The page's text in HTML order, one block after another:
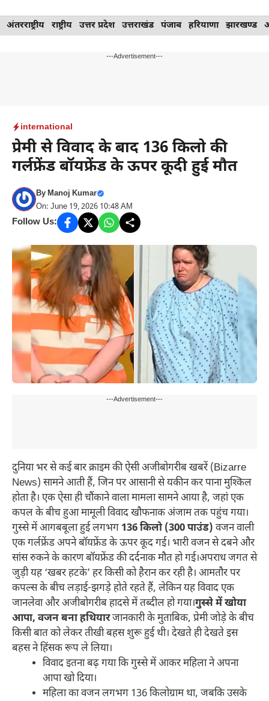
Skip
to
अंतरराष्ट्रीय राष्ट्रीय उत्तर प्रदेश उत्तराखंड पंजाब हरियाणा झारखण्ड
---Advertisement---
international
प्रेमी से विवाद के बाद 136 किलो की
गर्लफ्रेंड बॉयफ्रेंड के ऊपर कूदी हुई मौत
ByManoj Kumar
On: June 19, 2026 10:48 AM
Follow Us:
---Advertisement---
दुनिया भर से कई बार क्राइम की ऐसी अजीबोगरीब खबरें (Bizarre
News) सामने आती हैं, जिन पर आसानी से यकीन कर पाना मुश्किल
होता है। एक ऐसा ही चौंकाने वाला मामला सामने आया है, जहां एक
कपल के बीच हुआ मामूली विवाद खौफनाक अंजाम तक पहुंच गया।
गुस्से में आगबबूला हुई लगभग 136 किलो (300 पाउंड) वजन वाली
एक गर्लफ्रेंड अपने बॉयफ्रेंड के ऊपर कूद गई। भारी वजन से दबने और
सांस रुकने के कारण बॉयफ्रेंड की दर्दनाक मौत हो गई।अपराध जगत से
जुड़ी यह ‘खबर हटके’ हर किसी को हैरान कर रही है। आमतौर पर
कपल्स के बीच लड़ाई-झगड़े होते रहते हैं, लेकिन यह विवाद एक
जानलेवा और अजीबोगरीब हादसे में तब्दील हो गया।गुस्से में खोया
आपा, वजन बना हथियारजानकारी के मुताबिक, प्रेमी जोड़े के बीच
किसी बात को लेकर तीखी बहस शुरू हुई थी। देखते ही देखते इस
बहस ने हिंसक रूप ले लिया।
विवाद इतना बढ़ गया कि गुस्से में आकर महिला ने अपना
आपा खो दिया।
महिला का वजन लगभग 136 किलोग्राम था, जबकि उसके